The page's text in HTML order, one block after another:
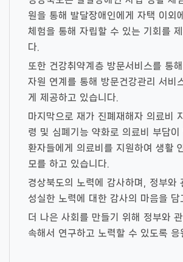
원을 통해 발달장애인에게 자택 이외
체험을 통해 자립할 수 있는 기회를
다.
또한 건강취약계층 방문서비스를 통
자원 연계를 통해 방문건강관리 서비
게 제공하고 있습니다.
마지막으로 재가 진폐재해자 의료비
령 및 심폐기능 약화로 의료비 부담이
환자들에게 의료비를 지원하여 생활
모를 하고 있습니다.
경상북도의 노력에 감사하며, 정부와
성실한 노력에 대한 감사의 마음을 담
더 나은 사회를 만들기 위해 정부와 관
속해서 연구하고 노력할 수 있도록 응